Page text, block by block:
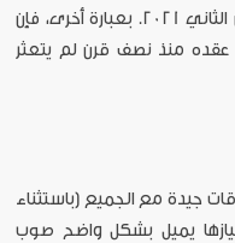
ليتم تسديد الباقي خلال شهر يناير/كانون الثاني 2021. بعبارة أخرى، فإن
عقده منذ نصف قرن لم يتعثر
جيدة مع الجميع (باستثناء
يميل بشكل واضح صوب